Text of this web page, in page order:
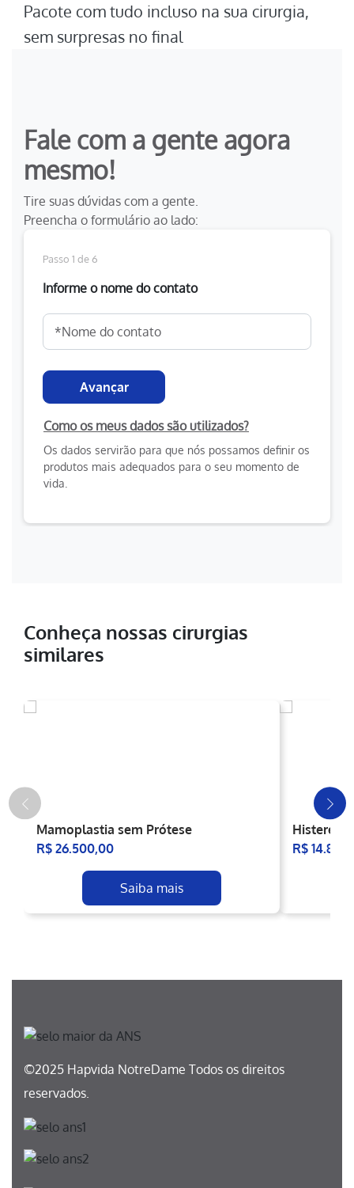
Pacote com tudo incluso na sua cirurgia,
sem surpresas no final
Fale com a gente agora
mesmo!
Tire suas dúvidas com a gente.
Preencha o formulário ao lado:
Informe o nome do contato
Avançar
Passo 1 de 6
Como os meus dados são utilizados?
Os dados servirão para que nós possamos definir os
produtos mais adequados para o seu momento de
vida.
Conheça nossas cirurgias
similares
Mamoplastia sem Prótese
R$ 26.500,00
Saiba mais
R$
©2025 Hapvida NotreDame Todos os direitos
reservados.